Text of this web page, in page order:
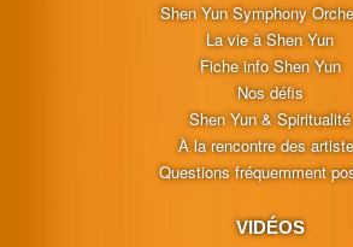
Shen Yun Symphony
La vie à Shen Yun
Fiche info Shen Yun
Nos défis
Shen Yun & Spiritualité
À la rencontre des
Questions fréquemment
VIDÉOS